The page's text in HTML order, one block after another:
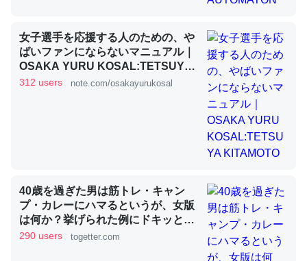
これを元に考えるとカルシウムを大量に使う脊椎動物と貝
類は苦労してるんだな…。腹足類だと殻を無くしてナメク
─ニュース :: 【研究発表】昆虫学の大問題＝「昆虫はなぜ海にいな
ウチもEchoを実家に置いて４年。でたまに覗いてる。ぼ
ちぼちRingも置こうかと画策中。あと、Googleマップで
女子選手を応援する人のための、や
ばいファンにならないマニュアル｜
OSAKA YURU KOSAL:TETSUYA
KITAMOTO
312 users note.com/osakayurukosal
40歳を過ぎた男は筋トレ・キャン
プ・カレーにハマるというが、女版
は何か？挙げられた例にドキッとす
る「当てはまって笑った」
290 users togetter.com